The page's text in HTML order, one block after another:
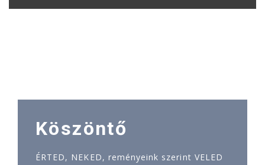
Köszöntő
ÉRTED, NEKED, reményeink szerint VELED